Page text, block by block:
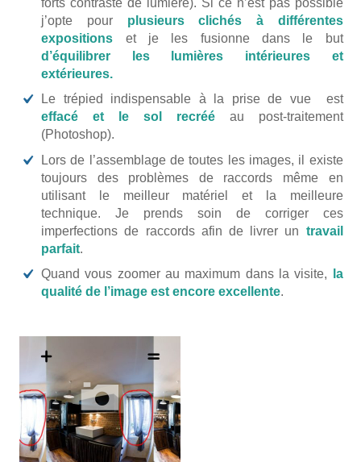
j’opte pour plusieurs clichés à différentes
expositions et je les fusionne dans le but
d’équilibrer les lumières intérieures et
extérieures.
Le trépied indispensable à la prise de vue est
effacé et le sol recrééau post-traitement
(Photoshop).
Lors de l’assemblage de toutes les images, il existe
toujours des problèmes de raccords même en
utilisant le meilleur matériel et la meilleure
technique. Je prends soin de corriger ces
imperfections de raccords afin de livrer un travail
parfait.
Quand vous zoomer au maximum dans la visite,
la
qualité de l’image est encore excellente.